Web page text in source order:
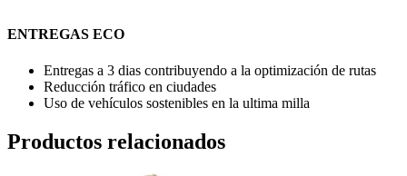
ENTREGAS ECO
Entregas a 3 dias contribuyendo a la optimización de rutas
Reducción tráfico en ciudades
Uso de vehículos sostenibles en la ultima milla
Productos relacionados